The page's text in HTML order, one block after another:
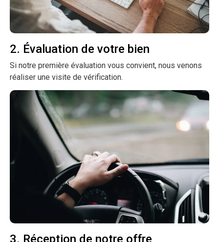
2. Évaluation de votre bien
Si notre première évaluation vous convient, nous venons
réaliser une visite de vérification.
3. Réception de notre offre